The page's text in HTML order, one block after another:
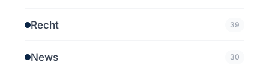
Recht 39
News 30